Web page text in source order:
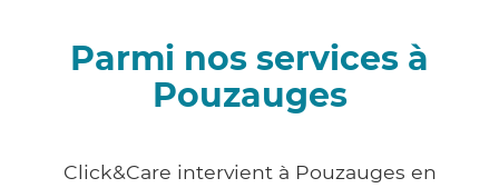
Parmi nos services à
Pouzauges
Click&Care intervient à Pouzauges en